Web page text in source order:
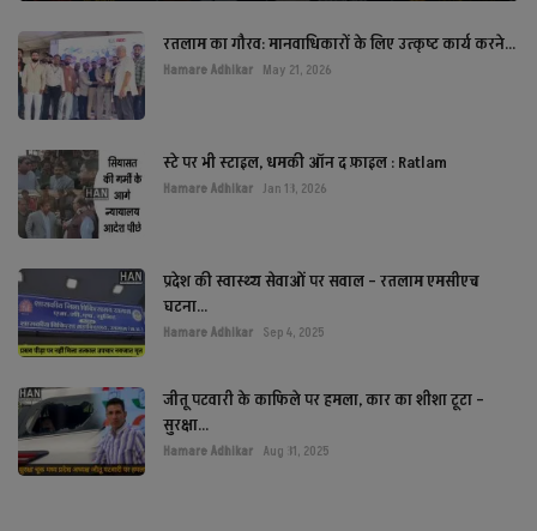
रतलाम का गौरव: मानवाधिकारों के लिए उत्कृष्ट कार्य करने...
Hamare Adhikar May 21, 2026
स्टे पर भी स्टाइल, धमकी ऑन द फ़ाइल : Ratlam
Hamare Adhikar Jan 13, 2026
प्रदेश की स्वास्थ्य सेवाओं पर सवाल – रतलाम एमसीएच
घटना...
Hamare Adhikar Sep 4, 2025
जीतू पटवारी के काफिले पर हमला, कार का शीशा टूटा –
सुरक्षा...
Hamare Adhikar Aug 31, 2025